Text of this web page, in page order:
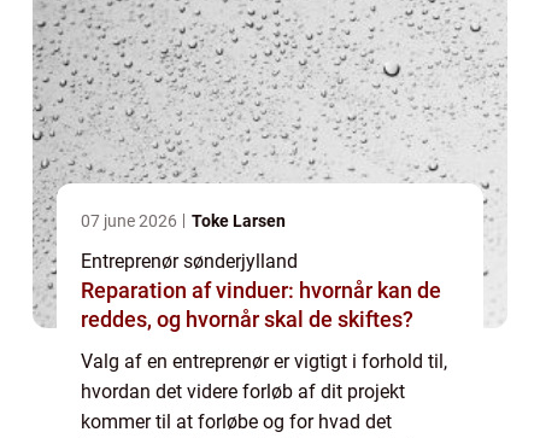
07 june 2026 Toke Larsen
Entreprenør sønderjylland
Reparation af vinduer: hvornår kan de
reddes, og hvornår skal de skiftes?
Valg af en entreprenør er vigtigt i forhold til,
hvordan det videre forløb af dit projekt
kommer til at forløbe og for hvad det